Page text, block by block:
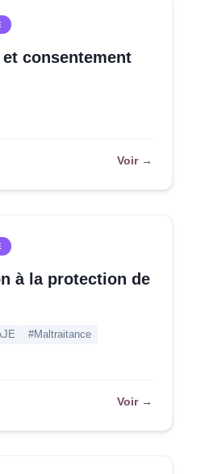
consentement
Voir →
à la protection de
#Maltraitance
Voir →